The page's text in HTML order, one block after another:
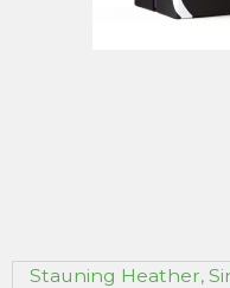
Stauning Heather,